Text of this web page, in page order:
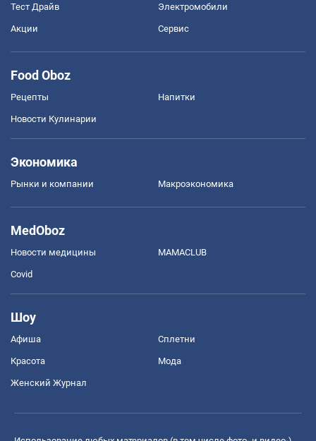
Тест Драйв Электромобили
Акции Сервис
Food Oboz
Рецепты Напитки
Новости Кулинарии
Экономика
Рынки и компании Mакроэкономика
MedOboz
Новости медицины MAMACLUB
Covid
Шоу
Афиша Сплетни
Красота Мода
Женский Журнал